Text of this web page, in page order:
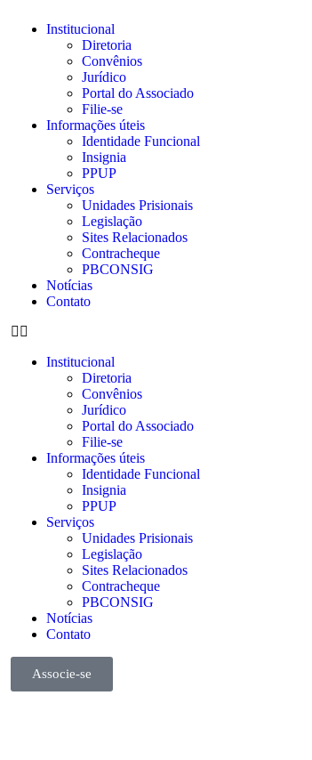
Institucional
Diretoria
Convênios
Jurídico
Portal do Associado
Filie-se
Informações úteis
Identidade Funcional
Insignia
PPUP
Serviços
Unidades Prisionais
Legislação
Sites Relacionados
Contracheque
PBCONSIG
Notícias
Contato
Institucional
Diretoria
Convênios
Jurídico
Portal do Associado
Filie-se
Informações úteis
Identidade Funcional
Insignia
PPUP
Serviços
Unidades Prisionais
Legislação
Sites Relacionados
Contracheque
PBCONSIG
Notícias
Contato
Associe-se